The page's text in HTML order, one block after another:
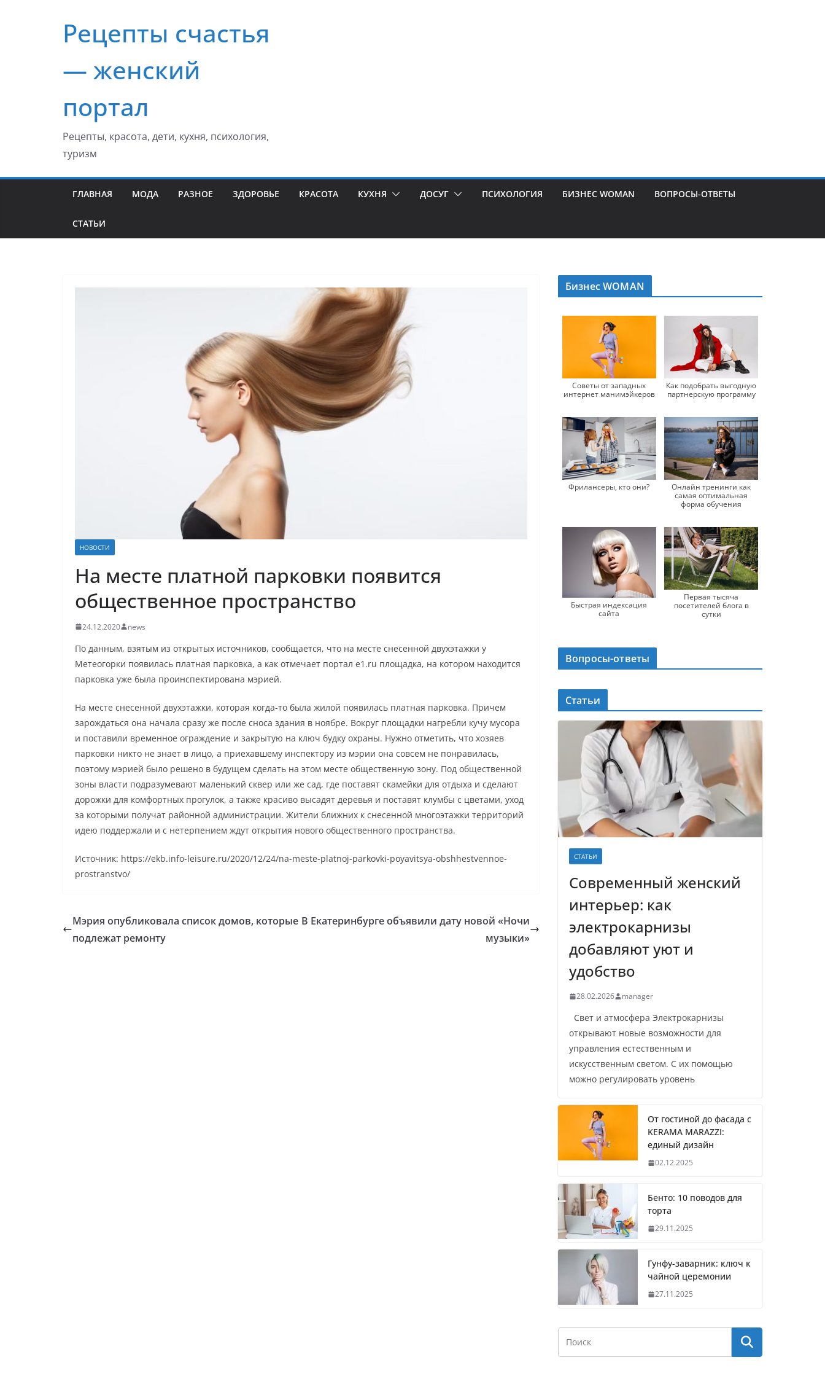
содержимомуРецепты счастья
— женский
портал
Рецепты, красота, дети, кухня, психология,
туризм
ГЛАВНАЯ МОДА РАЗНОЕ ЗДОРОВЬЕ КРАСОТА КУХНЯ ДОСУГ ПСИХОЛОГИЯ БИЗНЕС WOMAN ВОПРОСЫ-ОТВЕТЫ
СТАТЬИ
НОВОСТИ
На месте платной парковки появится
общественное пространство
24.12.2020 news
По данным, взятым из открытых источников, сообщается, что на месте снесенной двухэтажки у
Метеогорки появилась платная парковка, а как отмечает портал e1.ru площадка, на котором находится
парковка уже была проинспектирована мэрией.
На месте снесенной двухэтажки, которая когда-то была жилой появилась платная парковка. Причем
зарождаться она начала сразу же после сноса здания в ноябре. Вокруг площадки нагребли кучу мусора
и поставили временное ограждение и закрытую на ключ будку охраны. Нужно отметить, что хозяев
парковки никто не знает в лицо, а приехавшему инспектору из мэрии она совсем не понравилась,
поэтому мэрией было решено в будущем сделать на этом месте общественную зону. Под общественной
зоны власти подразумевают маленький сквер или же сад, где поставят скамейки для отдыха и сделают
дорожки для комфортных прогулок, а также красиво высадят деревья и поставят клумбы с цветами, уход
за которыми получат районной администрации. Жители ближних к снесенной многоэтажки территорий
идею поддержали и с нетерпением ждут открытия нового общественного пространства.
Источник: https://ekb.info-leisure.ru/2020/12/24/na-meste-platnoj-parkovki-poyavitsya-obshhestvennoe-
prostranstvo/
Мэрия опубликовала список домов, которые
подлежат ремонту
В Екатеринбурге объявили дату новой «Ночи
музыки»
Бизнес WOMAN
Советы от западных
интернет манимэйкеров
Как подобрать выгодную
партнерскую программу
Фрилансеры, кто они?
Онлайн тренинги как
самая оптимальная
форма обучения
Быстрая индексация
сайта
Первая тысяча
посетителей блога в
сутки
Вопросы-ответы
Статьи
СТАТЬИ
Современный женский
интерьер: как
электрокарнизы
добавляют уют и
удобство
28.02.2026 manager
Свет и атмосфера Электрокарнизы
открывают новые возможности для
управления естественным и
искусственным светом. С их помощью
можно регулировать уровень
От гостиной до фасада с
KERAMA MARAZZI:
единый дизайн
02.12.2025
Бенто: 10 поводов для
торта
29.11.2025
Гунфу-заварник: ключ к
чайной церемонии
27.11.2025